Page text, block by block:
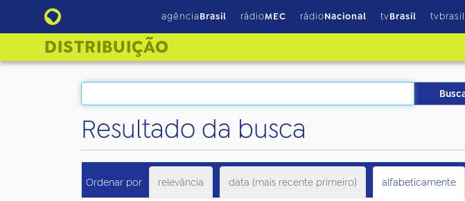
DISTRIBUIÇÃO
agênciaBrasil rádioMEC rádioNacional tvBrasil tvbrasil
Resultado da busca
Ordenar por relevância data (mais recente primeiro) alfabeticamente